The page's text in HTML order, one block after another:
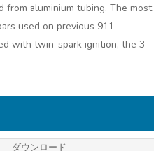
aluminium tubing. The most
used on previous 911
with twin-spark ignition, the 3-
ダウンロード